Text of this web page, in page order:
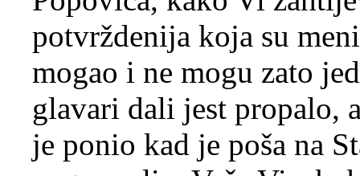
potvrždenija koja su
mogao i ne mogu zato
glavari dali jest propalo,
je ponio kad je poša na